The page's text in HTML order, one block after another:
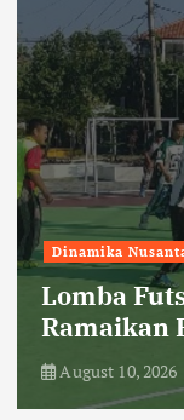
Dinamika
Lomba
Ramaikan
August 10, 2026